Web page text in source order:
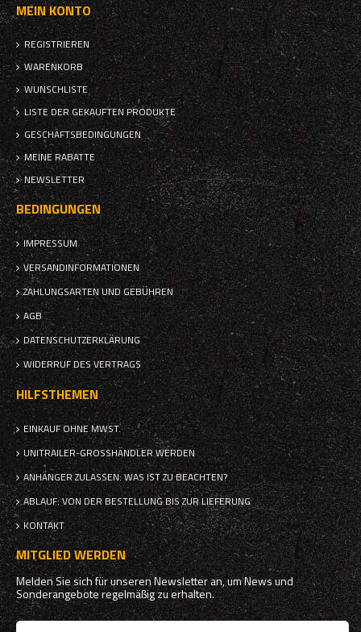
MEIN KONTO
REGISTRIEREN
WARENKORB
WUNSCHLISTE
LISTE DER GEKAUFTEN PRODUKTE
GESCHÄFTSBEDINGUNGEN
MEINE RABATTE
NEWSLETTER
BEDINGUNGEN
IMPRESSUM
VERSANDINFORMATIONEN
ZAHLUNGSARTEN UND GEBÜHREN
AGB
DATENSCHUTZERKLÄRUNG
WIDERRUF DES VERTRAGS
HILFSTHEMEN
EINKAUF OHNE MWST.
UNITRAILER-GROSSHÄNDLER WERDEN
ANHÄNGER ZULASSEN: WAS IST ZU BEACHTEN?
ABLAUF: VON DER BESTELLUNG BIS ZUR LIEFERUNG
KONTAKT
MITGLIED WERDEN
Melden Sie sich für unseren Newsletter an, um News und
Sonderangebote regelmäßig zu erhalten.